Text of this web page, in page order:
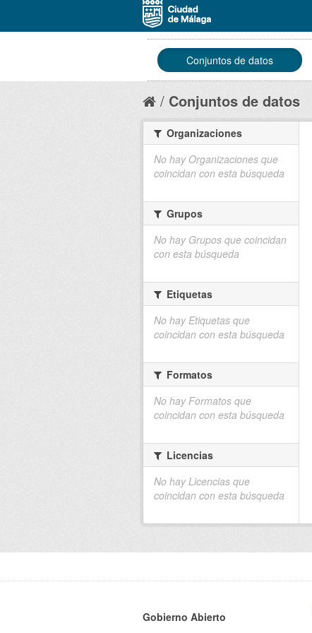
Conjuntos de datos
Conjuntos de datos
Organizaciones
No hay Organizaciones que
coincidan con esta búsqueda
Grupos
No hay Grupos que coincidan
con esta búsqueda
Etiquetas
No hay Etiquetas que
coincidan con esta búsqueda
Formatos
No hay Formatos que
coincidan con esta búsqueda
Licencias
No hay Licencias que
coincidan con esta búsqueda
Gobierno Abierto